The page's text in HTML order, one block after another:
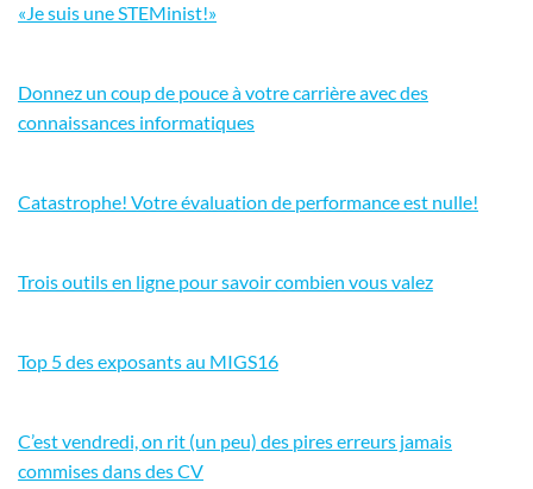
«Je suis une STEMinist!»
Donnez un coup de pouce à votre carrière avec des
connaissances informatiques
Catastrophe! Votre évaluation de performance est nulle!
Trois outils en ligne pour savoir combien vous valez
Top 5 des exposants au MIGS16
C’est vendredi, on rit (un peu) des pires erreurs jamais
commises dans des CV